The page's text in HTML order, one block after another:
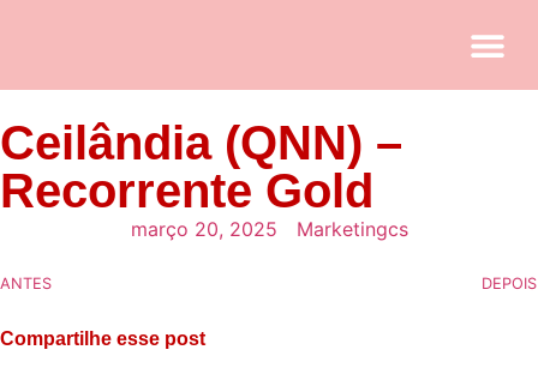
Ceilândia (QNN) –
Recorrente Gold
março 20, 2025 Marketingcs
ANTES DEPOIS
Compartilhe esse post